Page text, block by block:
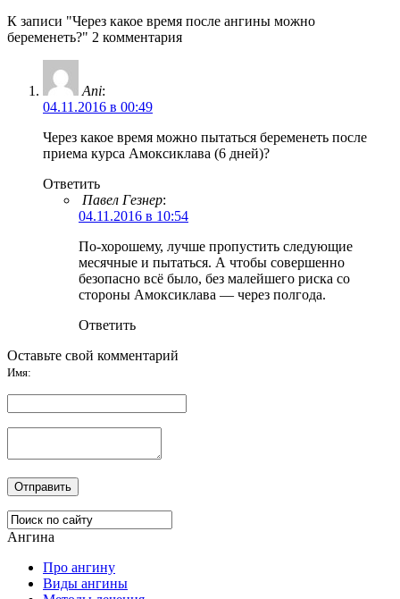
К записи "Через какое время после ангины можно
беременеть?" 2 комментария
Ani:
04.11.2016 в 00:49
Через какое время можно пытаться беременеть после
приема курса Амоксиклава (6 дней)?
Ответить
Павел Гезнер:
04.11.2016 в 10:54
По-хорошему, лучше пропустить следующие
месячные и пытаться. А чтобы совершенно
безопасно всё было, без малейшего риска со
стороны Амоксиклава — через полгода.
Ответить
Оставьте свой комментарий
Имя:
Ангина
Про ангину
Виды ангины